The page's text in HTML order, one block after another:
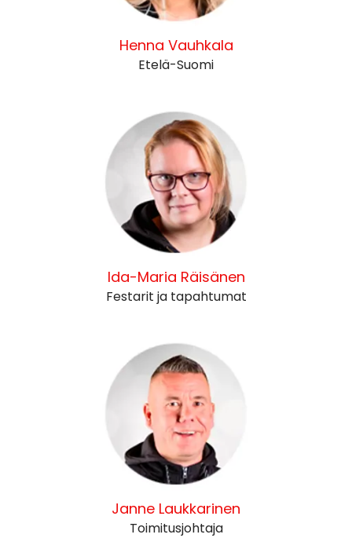
Henna Vauhkala
Etelä-Suomi
Ida-Maria Räisänen
Festarit ja tapahtumat
Janne Laukkarinen
Toimitusjohtaja